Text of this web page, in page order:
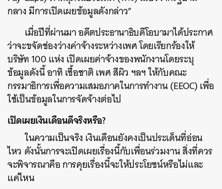
กลาง มีการเปิดเผยข้อมูลดังกล่าว”
เมื่อปีที่ผ่านมา อดีตประธานาธิบดีโอบามาได้ประกาศ
ว่าจะขจัดช่องว่างค่าจ้างระหว่างเพศ โดยเรียกร้องให้
บริษัท 100 แห่ง เปิดเผยค่าจ้างของพนักงานโดยระบุ
ข้อมูลดังนี้ อาทิ เชื้อชาติ เพศ สีผิว ฯลฯ ให้กับคณะ
กรรมาธิการเพื่อความเสมอภาคในการทำงาน (EEOC) เพื่อ
ใช้เป็นข้อมูลในการจัดจ้างต่อไป
เปิดเผยเงินเดือนดีจริงหรือ?
ในความเป็นจริง เงินเดือนยังคงเป็นประเด็นที่อ่อน
ไหว ดังนั้นการจะเปิดเผยเรื่องนี้กับเพื่อนร่วมงาน สิ่งที่ควร
จะพิจารณาคือ การคุยเรื่องนี้จะให้ประโยชน์หรือไม่และ
แค่ไหน